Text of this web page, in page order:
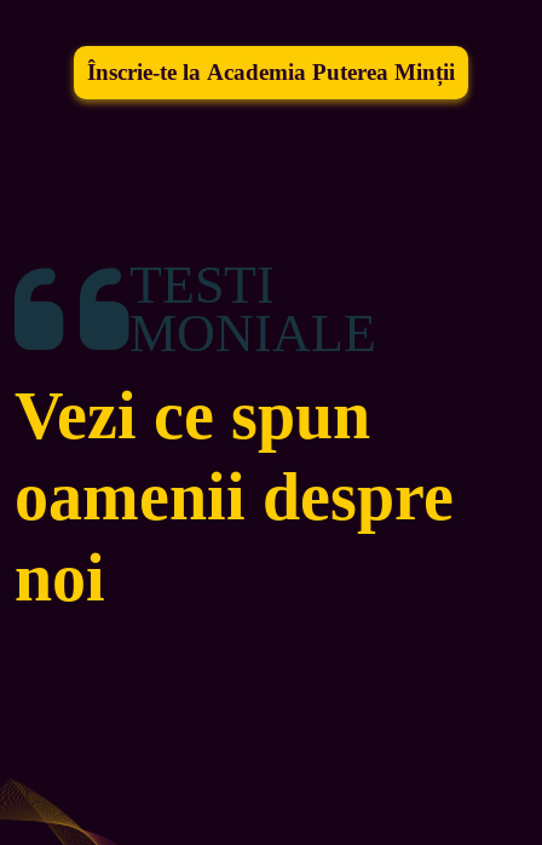
Înscrie-te la Academia Puterea Minții
TESTI
MONIALE
Vezi ce spun
oamenii despre
noi